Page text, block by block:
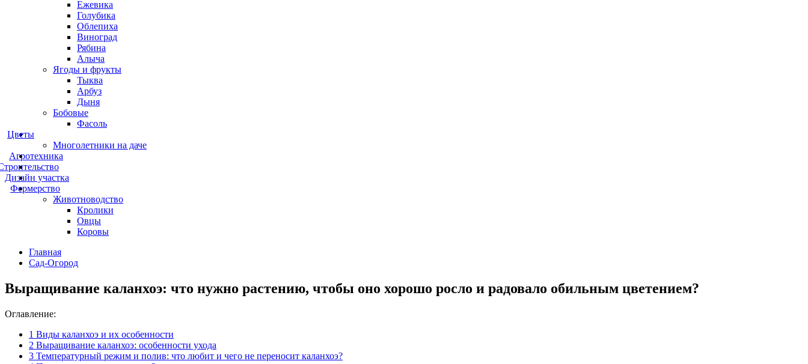
Ежевика
Голубика
Облепиха
Виноград
Рябина
Алыча
Ягоды и фрукты
Тыква
Арбуз
Дыня
Бобовые
Фасоль
Цветы
Многолетники на даче
Агротехника
Дизайн участка
Фермерство
Животноводство
Кролики
Овцы
Коровы
Главная
Сад-Огород
Выращивание каланхоэ: что нужно растению, чтобы оно хорошо росло и радовало обильным цветением?
Оглавление:
1 Виды каланхоэ и их особенности
2 Выращивание каланхоэ: особенности ухода
3 Температурный режим и полив: что любит и чего не переносит каланхоэ?